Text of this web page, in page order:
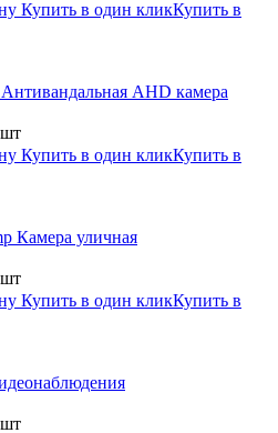
Купить в один кликКупить в
AHD камера
шт
Купить в один кликКупить в
Камера уличная
шт
Купить в один кликКупить в
шт